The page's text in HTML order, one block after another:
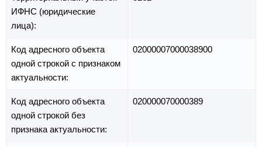
ИФНС (юридические
лица):
Код адресного объекта
одной строкой с признаком
актуальности:
02000007000038900
Код адресного объекта
одной строкой без
признака актуальности:
020000070000389